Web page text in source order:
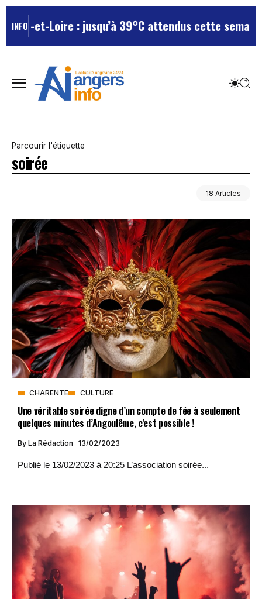
INFO
et-Loire : jusqu’à 39°C attendus cette semaine, le
Parcourir l'étiquette
soirée
18 Articles
CHARENTE CULTURE
Une véritable soirée digne d’un compte de fée à seulement
quelques minutes d’Angoulême, c’est possible !
By La Rédaction 13/02/2023
Publié le 13/02/2023 à 20:25 L’association soirée...